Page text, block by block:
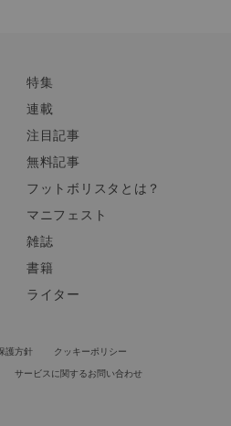
特集
連載
注目記事
無料記事
フットボリスタとは？
マニフェスト
雑誌
書籍
ライター
護方針
クッキーポリシー
サービスに関するお問い合わせ